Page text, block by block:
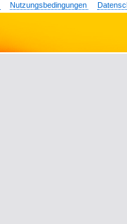
Nutzungsbedingungen